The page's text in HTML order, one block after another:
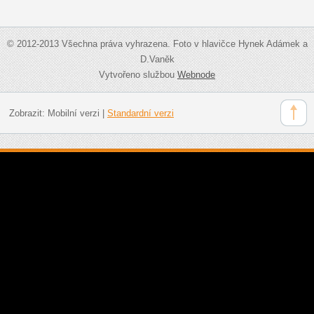
© 2012-2013 Všechna práva vyhrazena. Foto v hlavičce Hynek Adámek a
D.Vaněk
Vytvořeno službouWebnode
Zobrazit: Mobilní verzi Standardní verzi